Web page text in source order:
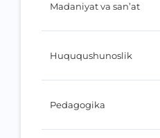
Madaniyat va san’at
Huququshunoslik
Pedagogika